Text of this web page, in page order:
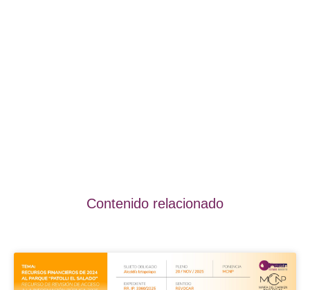
Contenido relacionado